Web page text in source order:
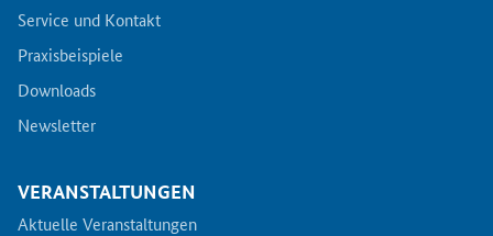
Service und Kontakt
Praxisbeispiele
Downloads
Newsletter
VERANSTALTUNGEN
Aktuelle Veranstaltungen